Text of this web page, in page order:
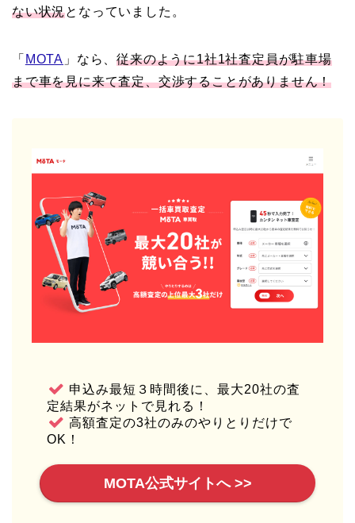
ない状況となっていました。
「 MOTA 」なら、従来のように1社1社査定員が駐車場
まで車を見に来て査定、交渉することがありません！
申込み最短３時間後に、最大20社の査
定結果がネットで見れる！
高額査定の3社のみのやりとりだけで
OK！
MOTA公式サイトへ >>